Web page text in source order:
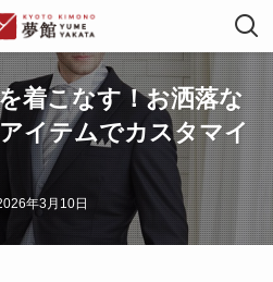
着こなす！お洒落な
イテムでカスタマイ
年3月10日